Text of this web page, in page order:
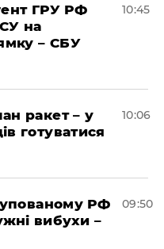
ГРУ РФ
на
– СБУ
10:45
ракет – у
готуватися
10:06
РФ
вибухи –
09:50